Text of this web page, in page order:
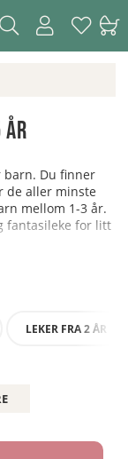
år
barn. Du finner
de aller minste
mellom 1-3 år.
fantasileke for litt
LEKER FRA 2 ÅR